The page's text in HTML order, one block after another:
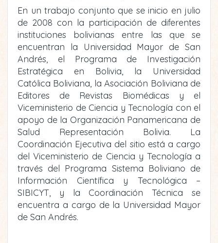
En un trabajo conjunto que se inicio en julio
de 2008 con la participación de diferentes
instituciones bolivianas entre las que se
encuentran la Universidad Mayor de San
Andrés, el Programa de Investigación
Estratégica en Bolivia, la Universidad
Católica Boliviana, la Asociación Boliviana de
Editores de Revistas Biomédicas y el
Viceministerio de Ciencia y Tecnología con el
apoyo de la Organización Panamericana de
Salud Representación Bolivia. La
Coordinación Ejecutiva del sitio está a cargo
del Viceministerio de Ciencia y Tecnología a
través del Programa Sistema Boliviano de
Información Científica y Tecnológica –
SIBICYT, y la Coordinación Técnica se
encuentra a cargo de la Universidad Mayor
de San Andrés.